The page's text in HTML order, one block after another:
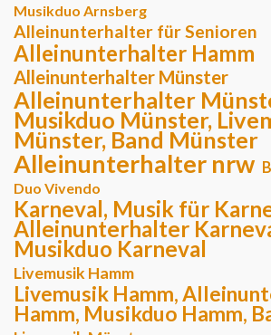
Musikduo Arnsberg
Alleinunterhalter für Senioren
Alleinunterhalter Hamm
Alleinunterhalter Münster
Alleinunterhalter
Musikduo Münster,
Münster, Band Münster
Alleinunterhalter nrw
Duo Vivendo
Karneval, Musik für
Alleinunterhalter
Musikduo Karneval
Livemusik Hamm
Livemusik Hamm,
Hamm, Musikduo Hamm,